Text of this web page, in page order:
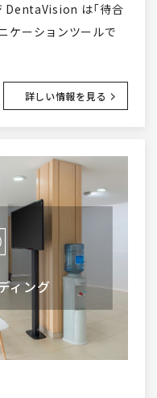
DentaVision は「待合
ケーションツールで
詳しい情報を見る
ィング